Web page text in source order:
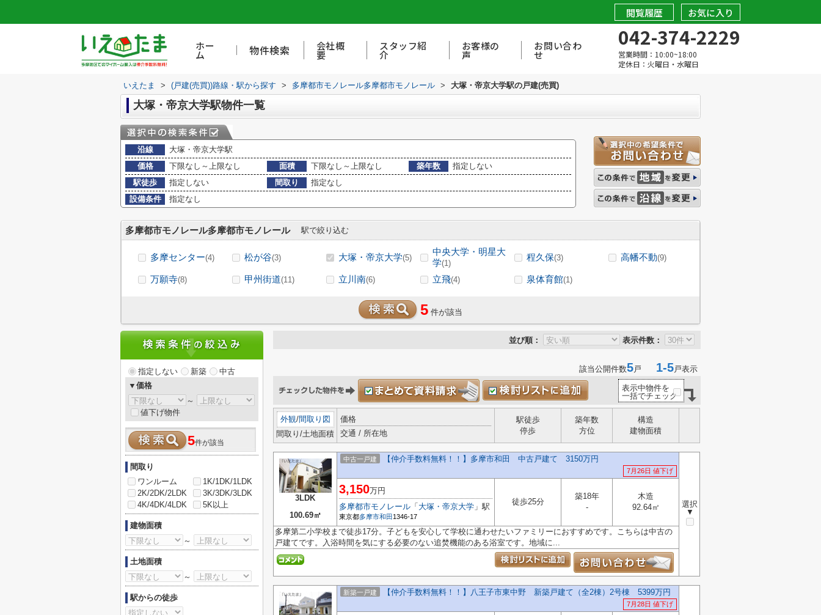
閲覧履歴 お気に入り
ホー
ム 物件検索 会社概
要
スタッフ紹
介
お客様の
声
お問い合わ
せ
042-374-2229
営業時間：10:00~18:00
定休日：火曜日・水曜日
いえたま > (戸建(売買))路線・駅から探す > 多摩都市モノレール多摩都市モノレール > 大塚・帝京大学駅の戸建(売買)
大塚・帝京大学駅物件一覧
沿線
大塚・帝京大学駅
価格
下限なし～上限なし 面積 下限なし～上限なし 築年数
指定しない
駅徒歩
指定しない 間取り
指定なし
設備条件
指定なし
多摩都市モノレール多摩都市モノレール 駅で絞り込む
多摩センター(4) 松が谷(3) 大塚・帝京大学(5)
中央大学・明星大
学(1)
程久保(3) 高幡不動(9)
万願寺(8) 甲州街道(11) 立川南(6) 立飛(4) 泉体育館(1)
5 件が該当
並び順： 表示件数：
該当公開件数5戸 1-5戸表示
表示中物件を
一括でチェック
外観/間取り図
間取り/土地面積
価格
交通 / 所在地
駅徒歩
停歩
築年数
方位
構造
建物面積
3LDK
100.69㎡
中古一戸建 【仲介手数料無料！！】多摩市和田 中古戸建て 3150万円
7月26日 値下げ
選択
▼
3,150万円
多摩都市モノレール 「 大塚・帝京大学 」駅
東京都多摩市和田1346-17
徒歩25分
築18年
-
木造
92.64㎡
多摩第二小学校まで徒歩17分。子どもを安心して学校に通わせたいファミリーにおすすめです。こちらは中古の
戸建てです。入浴時間を気にする必要のない追焚機能のある浴室です。地域に...
新築一戸建 【仲介手数料無料！！】八王子市東中野 新築戸建て（全2棟）2号棟 5399万円
7月28日 値下げ
指定しない 新築
中古
▼価格
～
値下げ物件
5件が該当
間取り
ワンルーム
1K/1DK/1LDK
2K/2DK/2LDK
3K/3DK/3LDK
4K/4DK/4LDK
5K以上
建物面積
～
土地面積
～
駅からの徒歩